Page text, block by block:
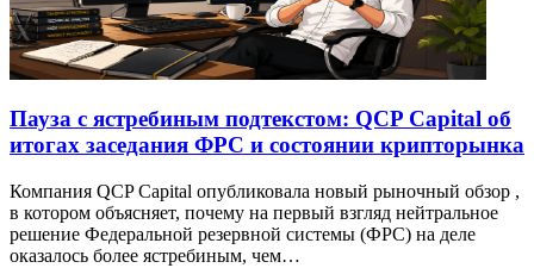
Пауза с ястребиным подтекстом: QCP Capital об
итогах заседания ФРС и состоянии крипторынка
Компания QCP Capital опубликовала новый рыночный обзор ,
в котором объясняет, почему на первый взгляд нейтральное
решение Федеральной резервной системы (ФРС) на деле
оказалось более ястребиным, чем…